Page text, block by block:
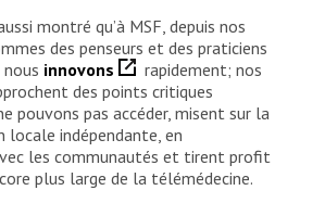
montré qu’à MSF, depuis nos
des penseurs et des praticiens
innovons
rapidement; nos
des points critiques
pouvons pas accéder, misent sur la
locale indépendante, en
les communautés et tirent profit
plus large de la télémédecine.